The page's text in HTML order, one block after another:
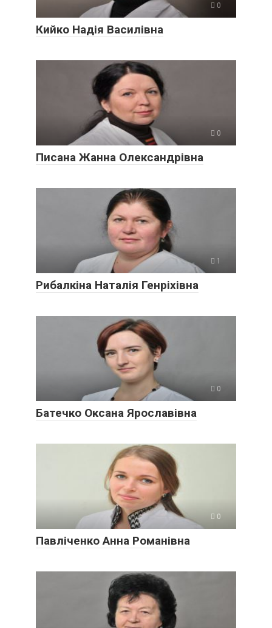
0
Кийко Надія Василівна
0
Писана Жанна Олександрівна
1
Рибалкіна Наталія Генріхівна
0
Батечко Оксана Ярославівна
0
Павліченко Анна Романівна